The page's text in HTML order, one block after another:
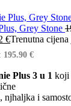
Grey Stone
€Trenutna
195.90 €
Plus 3 u 1 koji
njhaljka i